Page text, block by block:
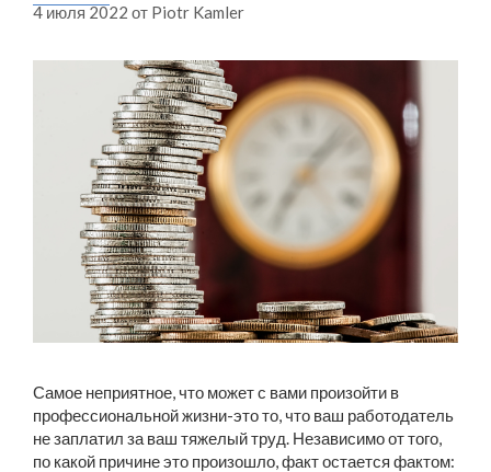
4 июля 2022 от Piotr Kamler
Самое неприятное, что может с вами произойти в
профессиональной жизни-это то, что ваш работодатель
не заплатил за ваш тяжелый труд. Независимо от того,
по какой причине это произошло, факт остается фактом: